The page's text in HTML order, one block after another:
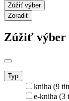
Zúžiť výber
Zoradiť
Zúžiť výber
Typ
kniha (9
e-kniha (3